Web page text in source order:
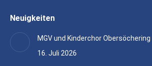
opens
in
new
openspage
opens
Neuigkeiten
MGV und Kinderchor Obersöchering
16. Juli 2026